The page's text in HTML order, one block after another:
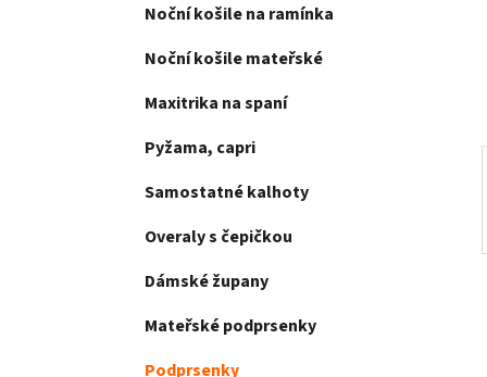
Noční košile na ramínka
Noční košile mateřské
Maxitrika na spaní
Pyžama, capri
Samostatné kalhoty
Overaly s čepičkou
Dámské župany
Mateřské podprsenky
Podprsenky